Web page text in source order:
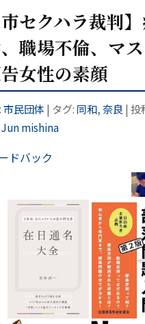
市セクハラ裁判
職場不倫、マ
女性の素顔
市民団体 | タグ: 同和,奈良 | 投
Jun mishina
ドバック